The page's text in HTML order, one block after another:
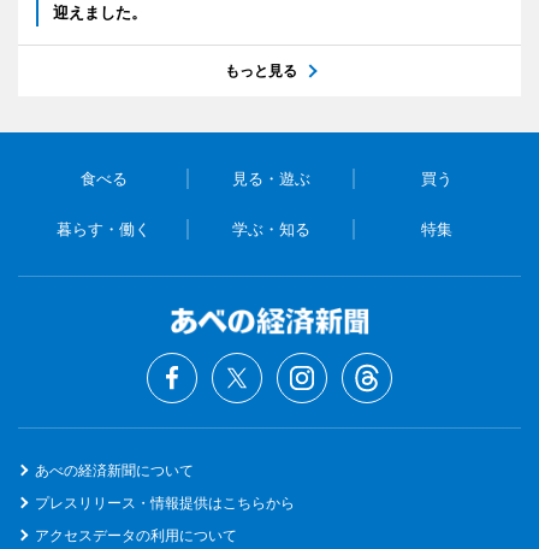
迎えました。
もっと見る
食べる 見る・遊ぶ 買う
暮らす・働く 学ぶ・知る 特集
あべの経済新聞について
プレスリリース・情報提供はこちらから
アクセスデータの利用について